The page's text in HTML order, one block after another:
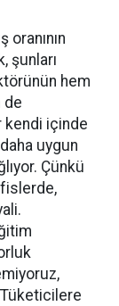
şunları
hem
de
kendi içinde
uygun
Çünkü
Tüketicilere